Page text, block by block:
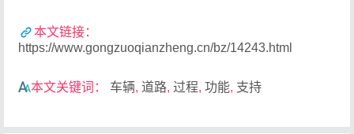
本文链接：
https://www.gongzuoqianzheng.cn/bz/14243.html
本文关键词： 车辆, 道路, 过程, 功能, 支持